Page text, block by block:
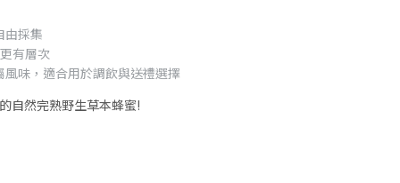
由採集
有層次
味，適合用於調飲與送禮選擇
自然完熟野生草本蜂蜜!